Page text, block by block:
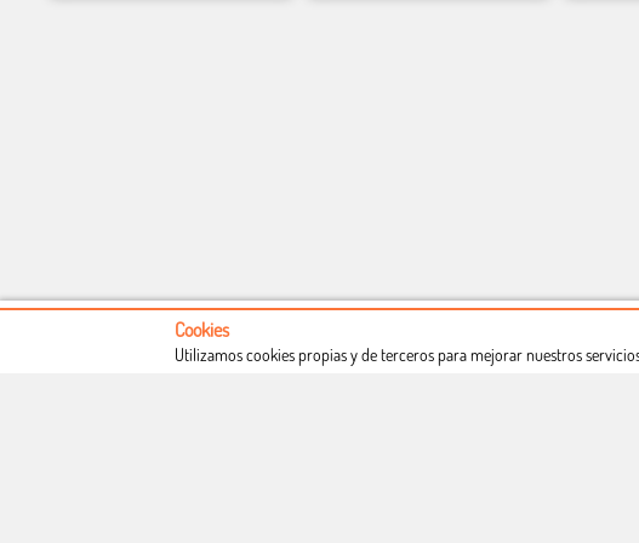
Condiciones de uso Proceso de compra Dónde
Cookies
Utilizamos cookies propias y de terceros para mejorar nuestros